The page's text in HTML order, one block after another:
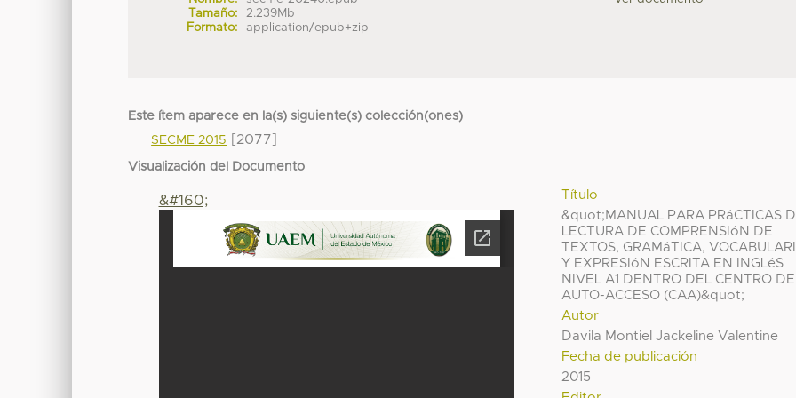
Tamaño:
2.239Mb
Formato:
application/epub+zip
Este ítem aparece en la(s) siguiente(s) colección(ones)
SECME 2015
[2077]
Visualización del Documento
Título
&quot;MANUAL PARA PRáCTICAS
LECTURA DE COMPRENSIóN DE
TEXTOS, GRAMáTICA,
Y EXPRESIóN ESCRITA EN INGLéS
NIVEL A1 DENTRO DEL CENTRO DE
AUTO-ACCESO (CAA)&quot;
Autor
Davila Montiel Jackeline Valentine
Fecha de publicación
2015
&#160;